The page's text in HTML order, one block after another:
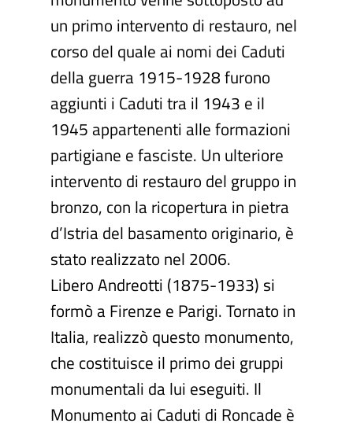
un primo intervento di restauro, nel
corso del quale ai nomi dei Caduti
della guerra 1915-1928 furono
aggiunti i Caduti tra il 1943 e il
1945 appartenenti alle formazioni
partigiane e fasciste. Un ulteriore
intervento di restauro del gruppo in
bronzo, con la ricopertura in pietra
d’Istria del basamento originario, è
stato realizzato nel 2006.
Libero Andreotti (1875-1933) si
formò a Firenze e Parigi. Tornato in
Italia, realizzò questo monumento,
che costituisce il primo dei gruppi
monumentali da lui eseguiti. Il
Monumento ai Caduti di Roncade è